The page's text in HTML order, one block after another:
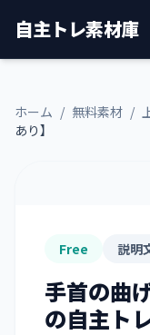
自主トレ素材庫
ホーム / 無料素材 /
あり】
Free 説明
手首の曲
の自主ト